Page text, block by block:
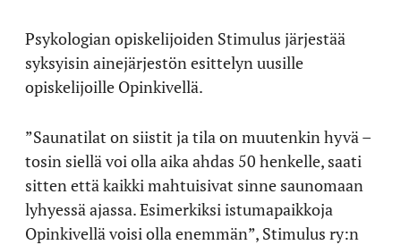
Psykologian opiskelijoiden Stimulus järjestää
syksyisin ainejärjestön esittelyn uusille
opiskelijoille Opinkivellä.
”Saunatilat on siistit ja tila on muutenkin hyvä –
tosin siellä voi olla aika ahdas 50 henkelle, saati
sitten että kaikki mahtuisivat sinne saunomaan
lyhyessä ajassa. Esimerkiksi istumapaikkoja
Opinkivellä voisi olla enemmän”, Stimulus ry:n